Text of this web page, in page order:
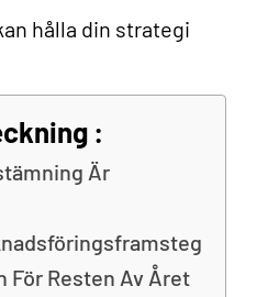
hålla din strategi
:
Är
Resten Av Året